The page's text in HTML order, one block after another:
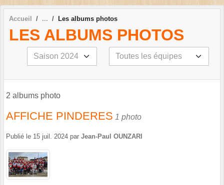
Accueil Les albums photos
LES ALBUMS PHOTOS
2 albums photo
AFFICHE PINDERES 1 photo
Publié le 15 juil. 2024 par Jean-Paul OUNZARI